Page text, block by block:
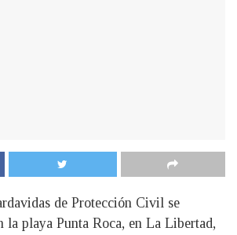
de Protección Civil se
la playa Punta Roca, en La Libertad,